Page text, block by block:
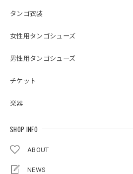
タンゴ衣装
女性用タンゴシューズ
男性用タンゴシューズ
チケット
楽器
SHOP INFO
ABOUT
NEWS